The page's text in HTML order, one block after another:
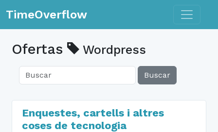
TimeOverflow Toggle
Ofertas Wordpress
Buscar
Enquestes, cartells i altres
coses de tecnologia